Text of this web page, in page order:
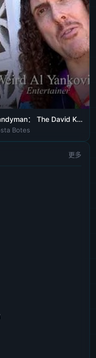
Candyman： The David Klein Story 2010
Botes
更多